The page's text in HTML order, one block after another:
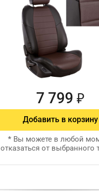
7 799 ₽
Добавить в корзину
* Вы можете в любой
отказаться от выбранного